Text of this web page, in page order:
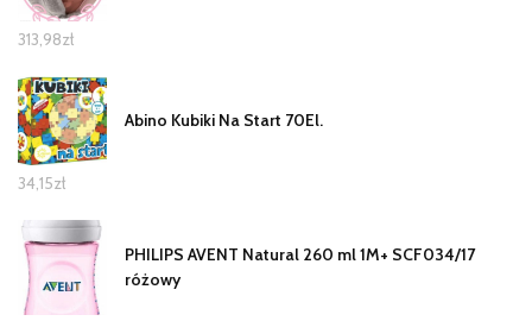
313,98zł
Abino Kubiki Na Start 70El.
34,15zł
PHILIPS AVENT Natural 260 ml 1M+ SCF034/17
różowy